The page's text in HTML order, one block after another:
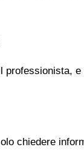
chiedere